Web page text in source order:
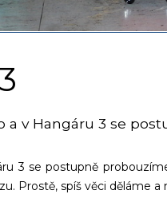
v Hangáru 3 se
3 se postupně
Prostě, spíš věci děláme